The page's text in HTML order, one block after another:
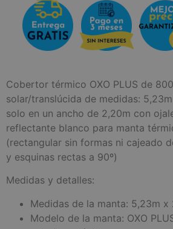
Cobertor térmico OXO PLUS de
solar/translúcida de medidas:
solo en un ancho de 2,20m con
reflectante blanco para manta
(rectangular sin formas ni cajeado
y esquinas rectas a 90º)
Medidas y detalles:
Medidas de la manta: 5,23m x
Modelo de la manta: OXO